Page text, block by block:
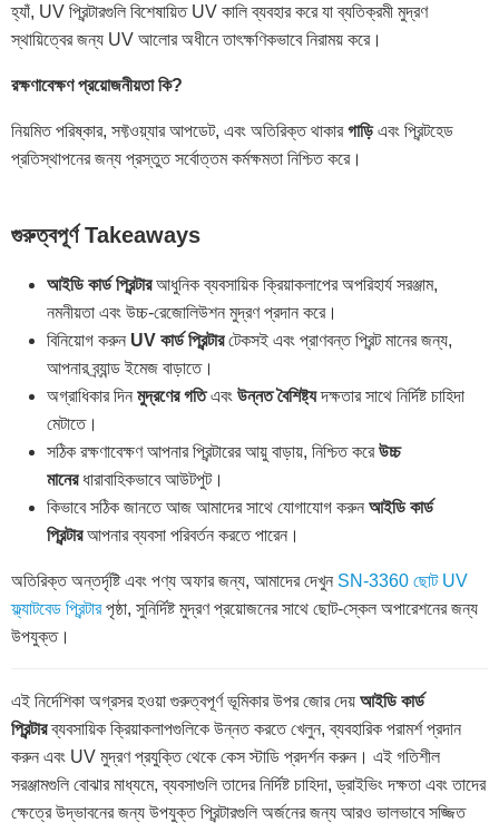
হ্যাঁ, UV প্রিন্টারগুলি বিশেষায়িত UV কালি ব্যবহার করে যা ব্যতিক্রমী মুদ্রণ
স্থায়িত্বের জন্য UV আলোর অধীনে তাৎক্ষণিকভাবে নিরাময় করে।
রক্ষণাবেক্ষণ প্রয়োজনীয়তা কি?
নিয়মিত পরিষ্কার, সফ্টওয়্যার আপডেট, এবং অতিরিক্ত থাকারগাড়িএবং প্রিন্টহেড
প্রতিস্থাপনের জন্য প্রস্তুত সর্বোত্তম কর্মক্ষমতা নিশ্চিত করে।
গুরুত্বপূর্ণ Takeaways
আইডি কার্ড প্রিন্টারআধুনিক ব্যবসায়িক ক্রিয়াকলাপের অপরিহার্য সরঞ্জাম,
নমনীয়তা এবং উচ্চ-রেজোলিউশন মুদ্রণ প্রদান করে।
বিনিয়োগ করুন UV কার্ড প্রিন্টারটেকসই এবং প্রাণবন্ত প্রিন্ট মানের জন্য,
আপনার ব্র্যান্ড ইমেজ বাড়াতে।
অগ্রাধিকার দিন মুদ্রণের গতিএবং উন্নত বৈশিষ্ট্যদক্ষতার সাথে নির্দিষ্ট চাহিদা
মেটাতে।
সঠিক রক্ষণাবেক্ষণ আপনার প্রিন্টারের আয়ু বাড়ায়, নিশ্চিত করেউচ্চ
মানেরধারাবাহিকভাবে আউটপুট।
কিভাবে সঠিক জানতে আজ আমাদের সাথে যোগাযোগ করুন আইডি কার্ড
প্রিন্টারআপনার ব্যবসা পরিবর্তন করতে পারেন।
অতিরিক্ত অন্তর্দৃষ্টি এবং পণ্য অফার জন্য, আমাদের দেখুন SN-3360 ছোট UV
ফ্ল্যাটবেড প্রিন্টারপৃষ্ঠা, সুনির্দিষ্ট মুদ্রণ প্রয়োজনের সাথে ছোট-স্কেল অপারেশনের জন্য
উপযুক্ত।
এই নির্দেশিকা অগ্রসর হওয়া গুরুত্বপূর্ণ ভূমিকার উপর জোর দেয় আইডি কার্ড
প্রিন্টারব্যবসায়িক ক্রিয়াকলাপগুলিকে উন্নত করতে খেলুন, ব্যবহারিক পরামর্শ প্রদান
করুন এবং UV মুদ্রণ প্রযুক্তি থেকে কেস স্টাডি প্রদর্শন করুন। এই গতিশীল
সরঞ্জামগুলি বোঝার মাধ্যমে, ব্যবসাগুলি তাদের নির্দিষ্ট চাহিদা, ড্রাইভিং দক্ষতা এবং তাদের
ক্ষেত্রে উদ্ভাবনের জন্য উপযুক্ত প্রিন্টারগুলি অর্জনের জন্য আরও ভালভাবে সজ্জিত